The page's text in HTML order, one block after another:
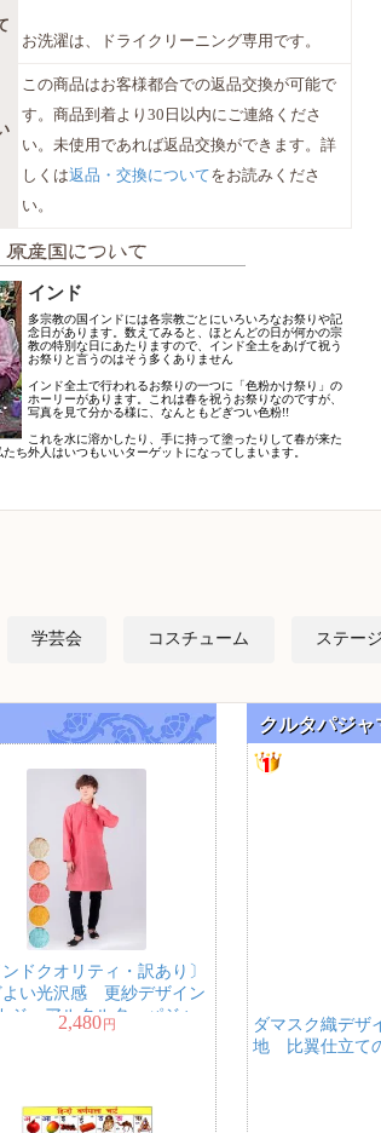
お洗濯は、ドライクリーニング専用です。
この商品はお客様都合での返品交換が可能で
す。商品到着より30日以内にご連絡くださ
い。未使用であれば返品交換ができます。詳
しくは返品・交換についてをお読みくださ
い。
インド
多宗教の国インドには各宗教ごとにいろいろなお祭りや記
念日があります。数えてみると、ほとんどの日が何かの宗
教の特別な日にあたりますので、インド全土をあげて祝う
お祭りと言うのはそう多くありません
インド全土で行われるお祭りの一つに「色粉かけ祭り」の
ホーリーがあります。これは春を祝うお祭りなのですが、
写真を見て分かる様に、なんともどぎつい色粉!!
これを水に溶かしたり、手に持って塗ったりして春が来た
ち外人はいつもいいターゲットになってしまいます。
学芸会 コスチューム ステー
ンドクオリティ・訳あり〕
よい光沢感 更紗デザイン
ジュアルクルタ・パジャ
上着のみパンツ付属なし
2,480円
クルタパジ
ダマスク織デ
地 比翼仕立て